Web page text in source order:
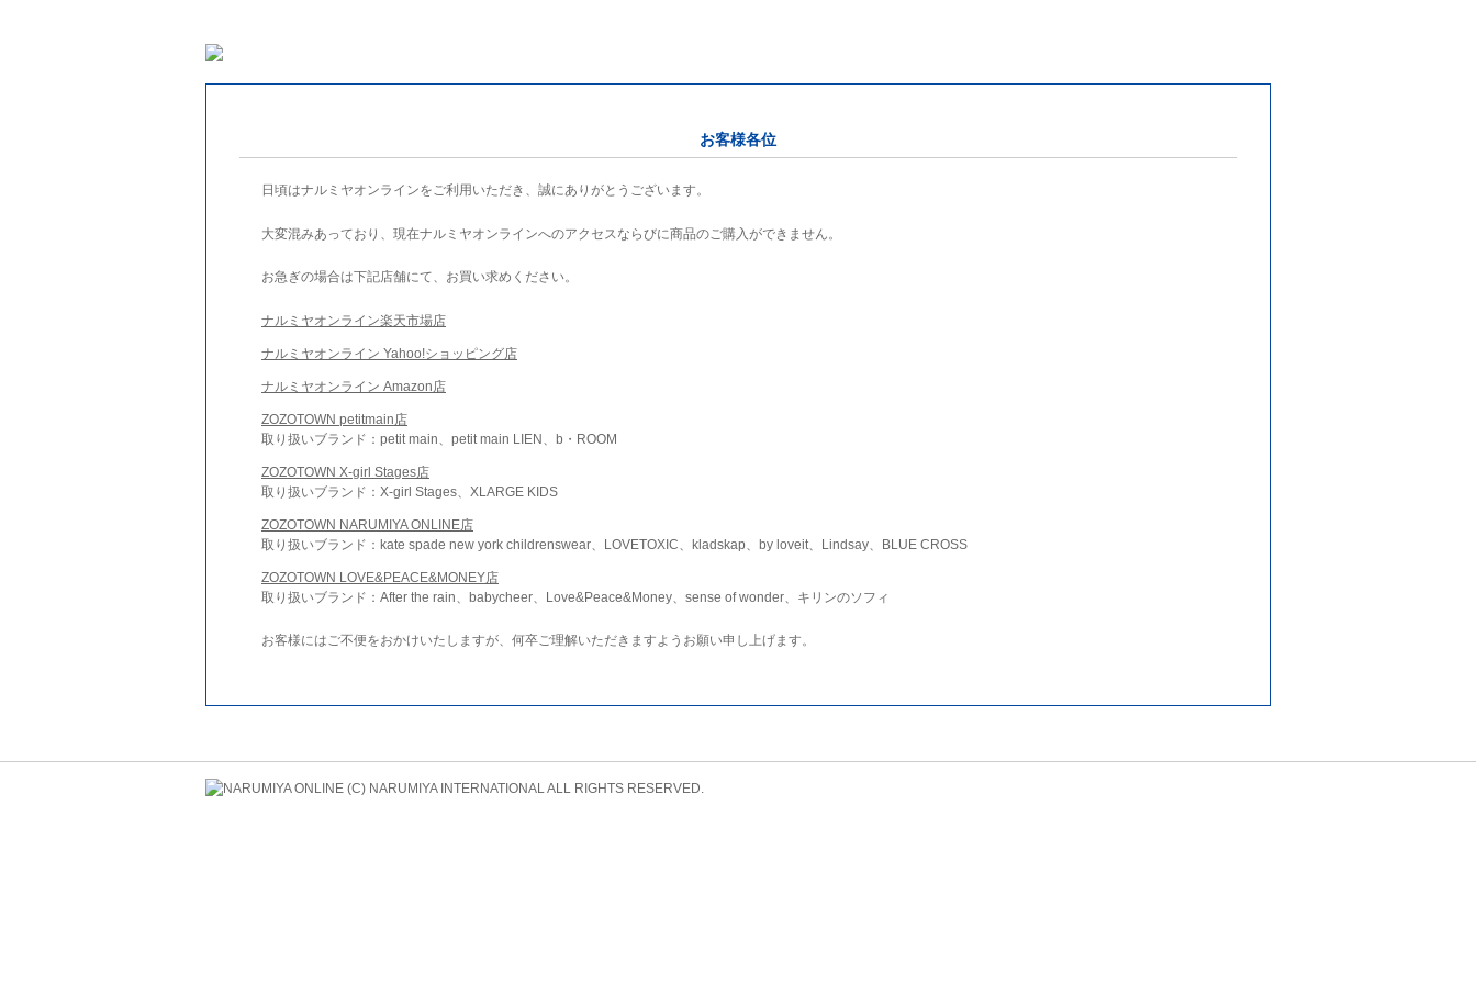
お客様各位
日頃はナルミヤオンラインをご利用いただき、誠にありがとうございます。
大変混みあっており、現在ナルミヤオンラインへのアクセスならびに商品のご購入ができません。
お急ぎの場合は下記店舗にて、お買い求めください。
ナルミヤオンライン楽天市場店
ナルミヤオンライン Yahoo!ショッピング店
ナルミヤオンライン Amazon店
ZOZOTOWN petitmain店
取り扱いブランド：petit main、petit main LIEN、b・ROOM
ZOZOTOWN X-girl Stages店
取り扱いブランド：X-girl Stages、XLARGE KIDS
ZOZOTOWN NARUMIYA ONLINE店
取り扱いブランド：kate spade new york childrenswear、LOVETOXIC、kladskap、by loveit、Lindsay、BLUE CROSS
ZOZOTOWN LOVE&PEACE&MONEY店
取り扱いブランド：After the rain、babycheer、Love&Peace&Money、sense of wonder、キリンのソフィ
お客様にはご不便をおかけいたしますが、何卒ご理解いただきますようお願い申し上げます。